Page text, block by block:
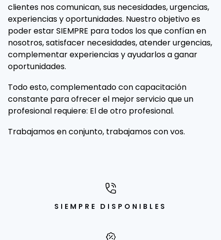
clientes nos comunican, sus necesidades, urgencias,
experiencias y oportunidades. Nuestro objetivo es
poder estar SIEMPRE para todos los que confían en
nosotros, satisfacer necesidades, atender urgencias,
complementar experiencias y ayudarlos a ganar
oportunidades.
Todo esto, complementado con capacitación
constante para ofrecer el mejor servicio que un
profesional requiere: El de otro profesional.
Trabajamos en conjunto, trabajamos con vos.
SIEMPRE DISPONIBLES